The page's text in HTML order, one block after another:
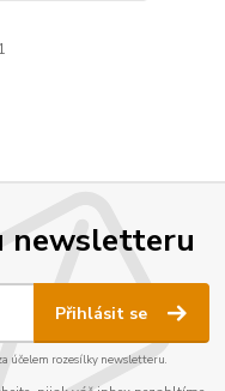
newsletteru
Přihlásit se
účelem rozesílky newsletteru.